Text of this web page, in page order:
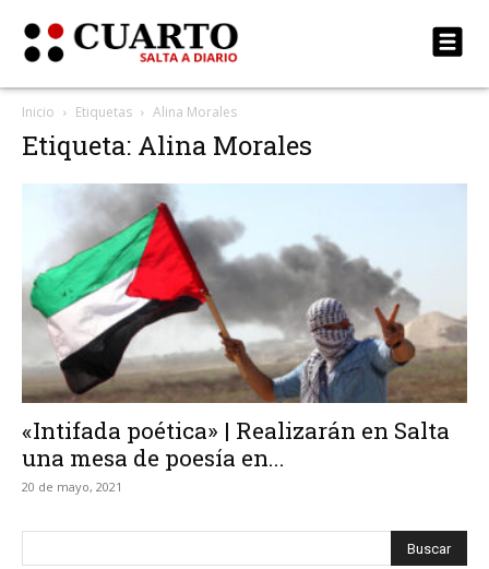
Inicio Etiquetas Alina Morales
Etiqueta: Alina Morales
«Intifada poética» | Realizarán en Salta
una mesa de poesía en...
20 de mayo, 2021